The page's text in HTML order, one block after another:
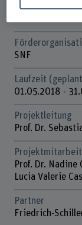
SNF
Laufzeit
01.05.2018 -
Projektleitung
Prof. Dr.
Prof. Dr. Nadine
Lucia Valerie
Partner
Friedrich-